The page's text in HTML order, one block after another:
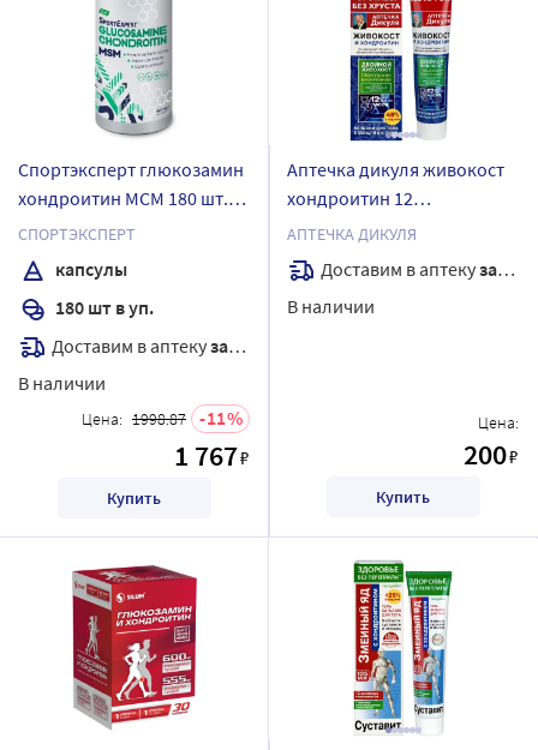
Спортэксперт глюкозамин
хондроитин MCM 180 шт.
капсулы массой 710 мг
СПОРТЭКСПЕРТ
капсулы
180 шт в уп.
Доставим в аптекузавтра
В наличии
Цена: 1998.87 11
1 767₽
Купить
Аптечка дикуля живокост
хондроитин 12
натуральных активных
компонентов бальзам для
тела 125 мл
АПТЕЧКА ДИКУЛЯ
Доставим в аптекузавтра
В наличии
Цена:
200₽
Купить